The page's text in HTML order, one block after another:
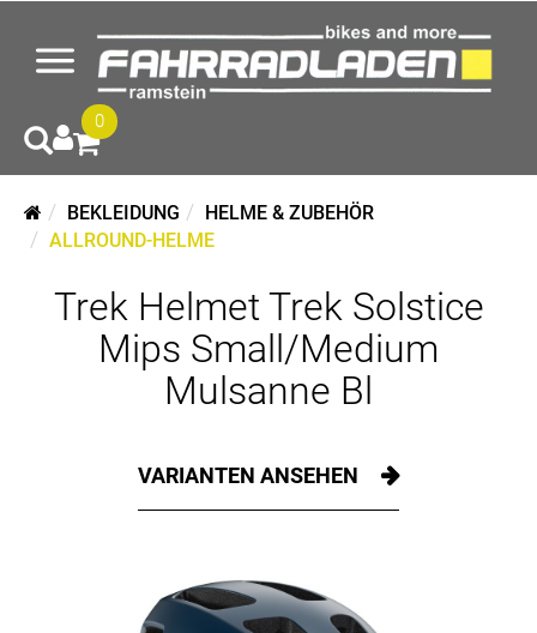
0
BEKLEIDUNG
HELME & ZUBEHÖR
ALLROUND-HELME
Trek Helmet Trek Solstice
Mips Small/Medium
Mulsanne Bl
VARIANTEN ANSEHEN